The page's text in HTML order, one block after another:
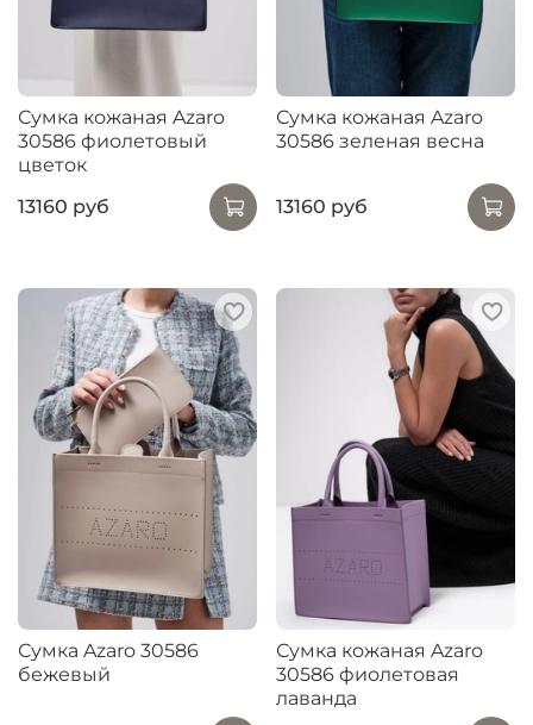
Сумка кожаная Azaro
30586 фиолетовый
цветок
13160 руб
Сумка кожаная Azaro
30586 зеленая весна
13160 руб
Сумка Azaro 30586
бежевый
Сумка кожаная Azaro
30586 фиолетовая
лаванда